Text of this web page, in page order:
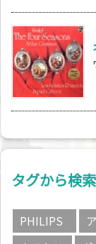
タグから検索
PHILIPS